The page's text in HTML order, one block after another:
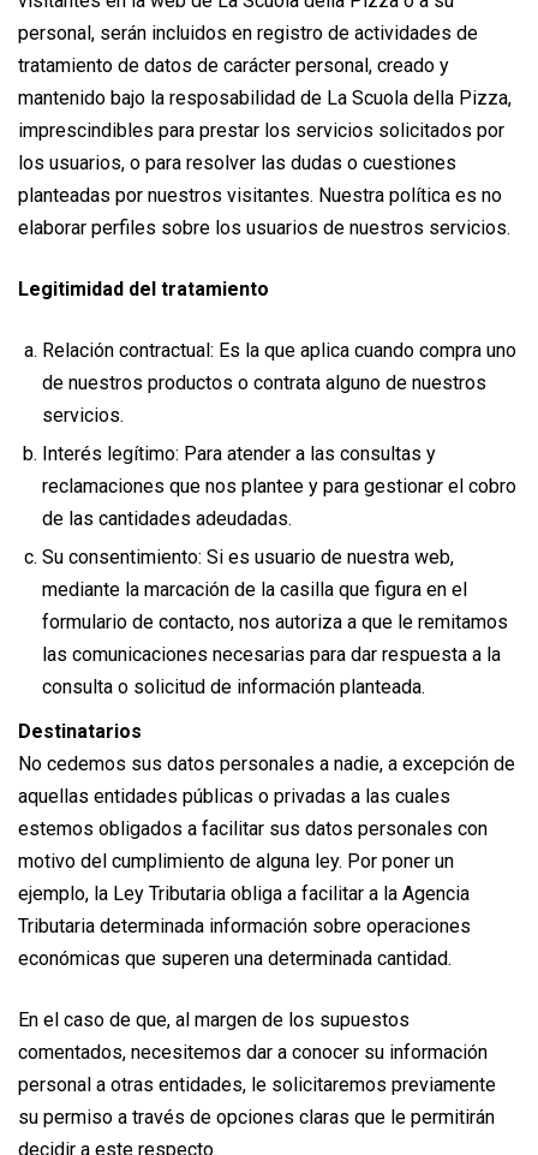
personal, serán incluidos en registro de actividades de
tratamiento de datos de carácter personal, creado y
mantenido bajo la resposabilidad de La Scuola della Pizza,
imprescindibles para prestar los servicios solicitados por
los usuarios, o para resolver las dudas o cuestiones
planteadas por nuestros visitantes. Nuestra política es no
elaborar perfiles sobre los usuarios de nuestros servicios.
Legitimidad del tratamiento
Relación contractual: Es la que aplica cuando compra uno
de nuestros productos o contrata alguno de nuestros
servicios.
Interés legítimo: Para atender a las consultas y
reclamaciones que nos plantee y para gestionar el cobro
de las cantidades adeudadas.
Su consentimiento: Si es usuario de nuestra web,
mediante la marcación de la casilla que figura en el
formulario de contacto, nos autoriza a que le remitamos
las comunicaciones necesarias para dar respuesta a la
consulta o solicitud de información planteada.
Destinatarios
No cedemos sus datos personales a nadie, a excepción de
aquellas entidades públicas o privadas a las cuales
estemos obligados a facilitar sus datos personales con
motivo del cumplimiento de alguna ley. Por poner un
ejemplo, la Ley Tributaria obliga a facilitar a la Agencia
Tributaria determinada información sobre operaciones
económicas que superen una determinada cantidad.
En el caso de que, al margen de los supuestos
comentados, necesitemos dar a conocer su información
personal a otras entidades, le solicitaremos previamente
su permiso a través de opciones claras que le permitirán
decidir a este respecto.